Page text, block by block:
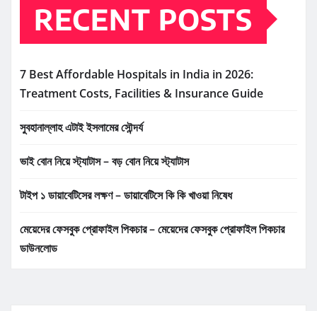
RECENT POSTS
7 Best Affordable Hospitals in India in 2026:
Treatment Costs, Facilities & Insurance Guide
সুবহানাল্লাহ এটাই ইসলামের সৌন্দর্য
ভাই বোন নিয়ে স্ট্যাটাস – বড় বোন নিয়ে স্ট্যাটাস
টাইপ ১ ডায়াবেটিসের লক্ষণ – ডায়াবেটিসে কি কি খাওয়া নিষেধ
মেয়েদের ফেসবুক প্রোফাইল পিকচার – মেয়েদের ফেসবুক প্রোফাইল পিকচার
ডাউনলোড